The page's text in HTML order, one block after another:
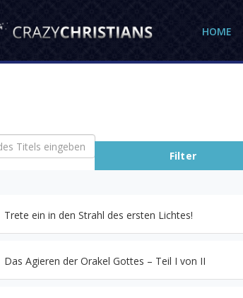
HOME
Titels eingeben
Filter
Trete ein in den Strahl des ersten Lichtes!
Das Agieren der Orakel Gottes – Teil I von II